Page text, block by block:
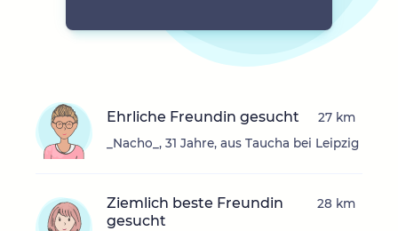
Ehrliche Freundin gesucht
_Nacho_, 31 Jahre, aus Taucha bei Leipzig
27 km
Ziemlich beste Freundin
gesucht
28 km